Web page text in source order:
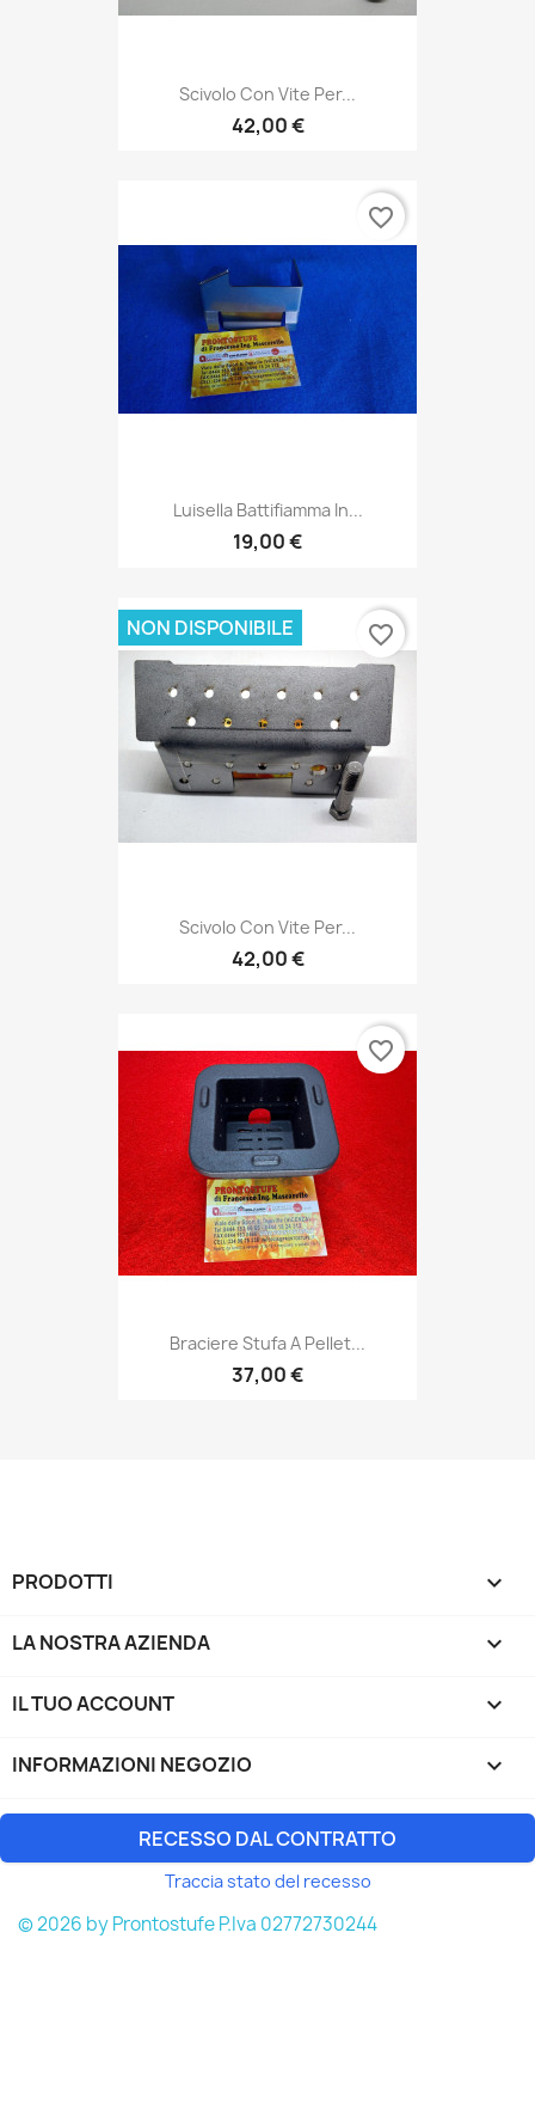
Scivolo Con Vite Per...
42,00 €
Luisella Battifiamma In...
19,00 €
favorite_border
Scivolo Con Vite Per...
42,00 €
NON DISPONIBILE favorite_border
Braciere Stufa A Pellet...
37,00 €
favorite_border
PRODOTTI 
LA NOSTRA AZIENDA 
IL TUO ACCOUNT 
INFORMAZIONI NEGOZIO keyboard_arrow_down
RECESSO DAL CONTRATTO
Traccia stato del recesso
© 2026 by Prontostufe P.Iva 02772730244